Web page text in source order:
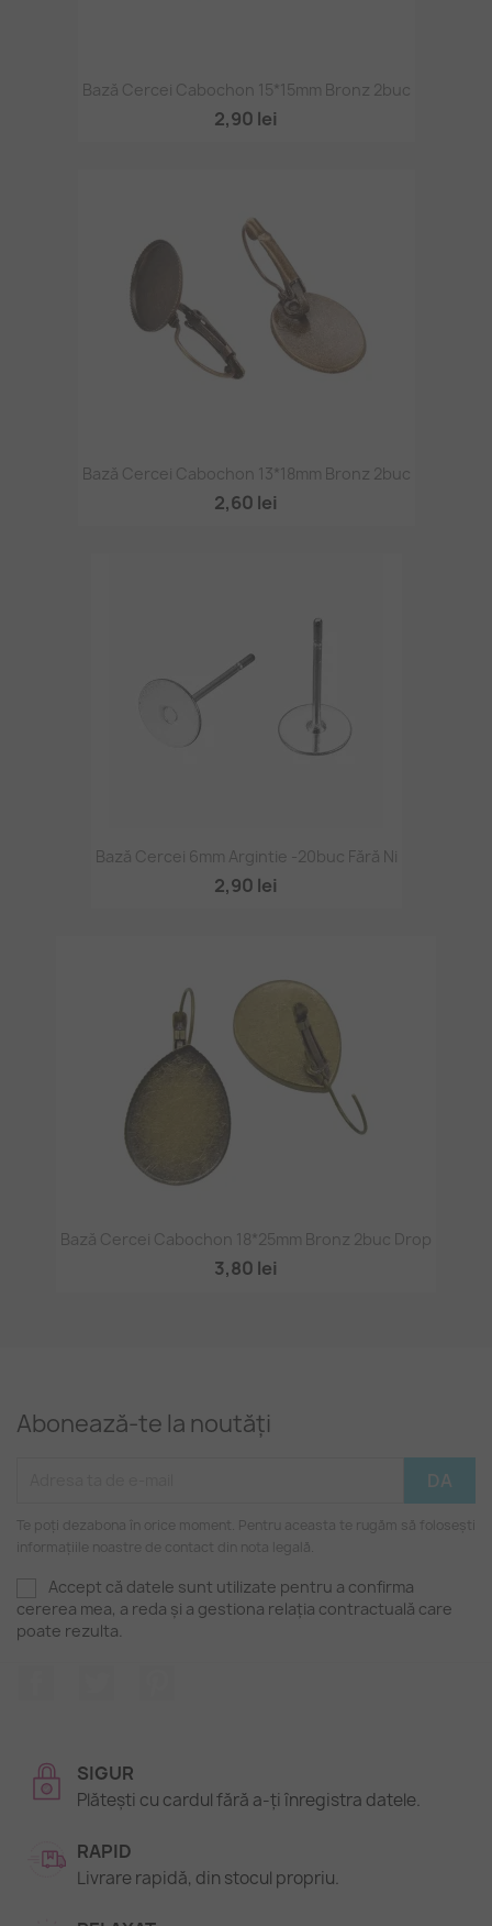
Bază Cercei Cabochon 15*15mm Bronz 2buc
2,90 lei
Bază Cercei Cabochon 13*18mm Bronz 2buc
2,60 lei
Bază Cercei 6mm Argintie -20buc Fără Ni
2,90 lei
Bază Cercei Cabochon 18*25mm Bronz 2buc Drop
3,80 lei
Abonează-te la noutăți
Te poți dezabona în orice moment. Pentru aceasta te rugăm să folosești
informațiile noastre de contact din nota legală.
Accept că datele sunt utilizate pentru a confirma
cererea mea, a reda și a gestiona relația contractuală care
poate rezulta.
SIGUR
Plătești cu cardul fără a-ți înregistra datele.
RAPID
Livrare rapidă, din stocul propriu.